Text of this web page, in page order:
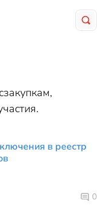
в реестр
0